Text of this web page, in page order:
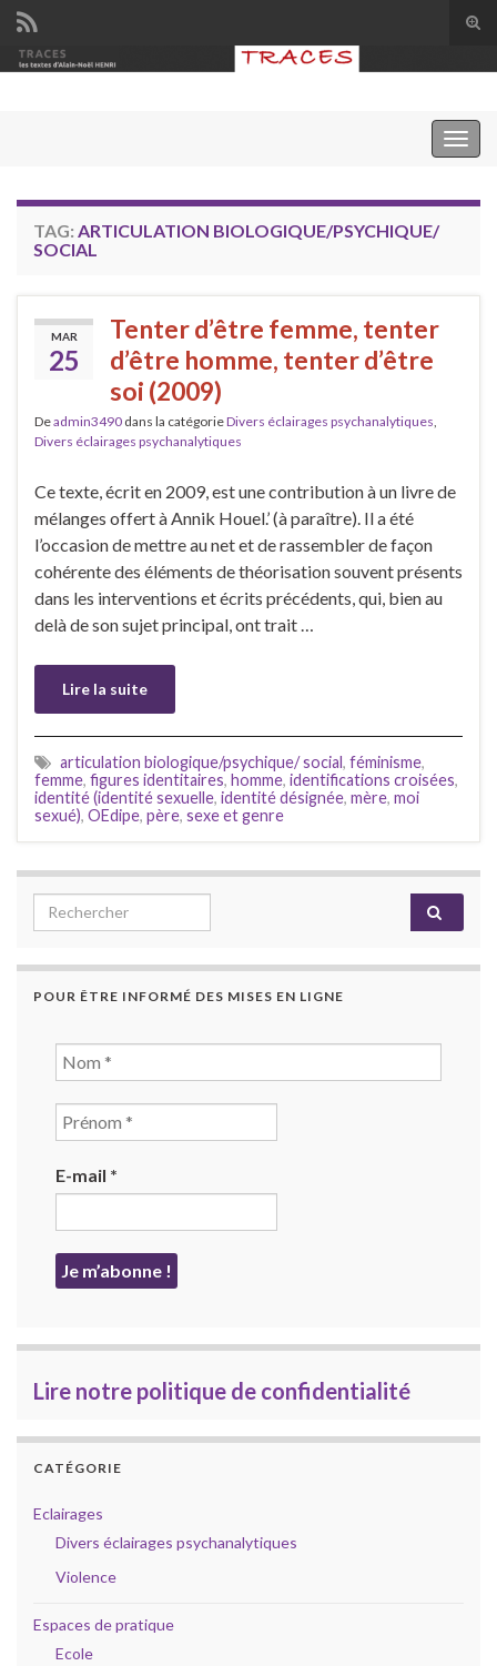
Search for:
TAG: ARTICULATION BIOLOGIQUE/PSYCHIQUE/
SOCIAL
MAR
25
Tenter d’être femme, tenter
d’être homme, tenter d’être
soi (2009)
Deadmin3490 dans la catégorieDivers éclairages psychanalytiques
Divers éclairages psychanalytiques
Ce texte, écrit en 2009, est une contribution à un livre de
mélanges offert à Annik Houel.’ (à paraître). Il a été
l’occasion de mettre au net et de rassembler de façon
cohérente des éléments de théorisation souvent présents
dans les interventions et écrits précédents, qui, bien au
delà de son sujet principal, ont trait …
Lire la suite
articulation biologique/psychique/ social, féminisme,
femme, figures identitaires, homme, identifications croisées,
identité (identité sexuelle, identité désignée, mère, moi
sexué), OEdipe, père, sexe et genre
Search for:
POUR ÊTRE INFORMÉ DES MISES EN LIGNE
E-mail *
Lire notre politique de confidentialité
CATÉGORIE
Eclairages
Divers éclairages psychanalytiques
Violence
Espaces de pratique
Ecole